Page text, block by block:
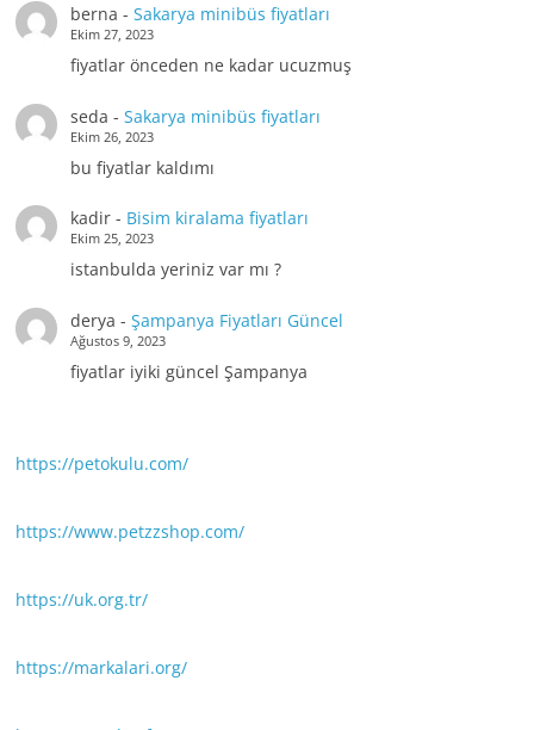
berna - Sakarya minibüs fiyatları
Ekim 27, 2023
fiyatlar önceden ne kadar ucuzmuş
seda - Sakarya minibüs fiyatları
Ekim 26, 2023
bu fiyatlar kaldımı
kadir- Bisim kiralama fiyatları
Ekim 25, 2023
istanbulda yeriniz var mı ?
derya - Şampanya Fiyatları Güncel
Ağustos 9, 2023
fiyatlar iyiki güncel Şampanya
https://petokulu.com/
https://www.petzzshop.com/
https://uk.org.tr/
https://markalari.org/